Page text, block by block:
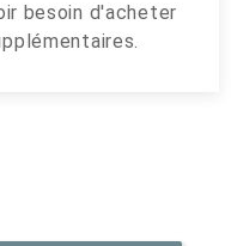
besoin d'acheter